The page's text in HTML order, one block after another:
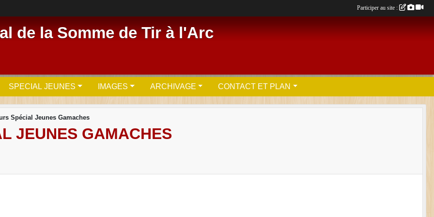
de la Somme de Tir à l'Arc
SPECIAL JEUNES IMAGES ARCHIVAGE CONTACT ET PLAN
Spécial Jeunes Gamaches
JEUNES GAMACHES
Participer au site :